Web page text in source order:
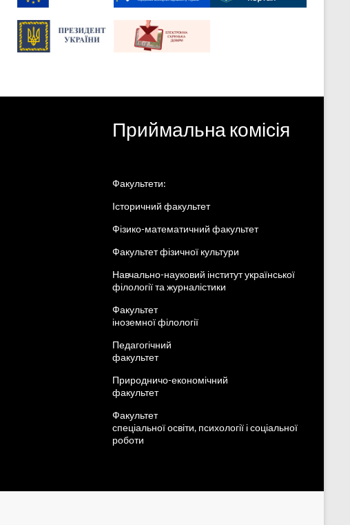
Приймальна комісія
Факультети:
Історичний факультет
Фізико-математичний факультет
Факультет фізичної культури
Навчально-науковий інститут української
філології та журналістики
Факультет
іноземної філології
Педагогічний
факультет
Природничо-економічний
факультет
Факультет
спеціальної освіти, психології і соціальної
роботи